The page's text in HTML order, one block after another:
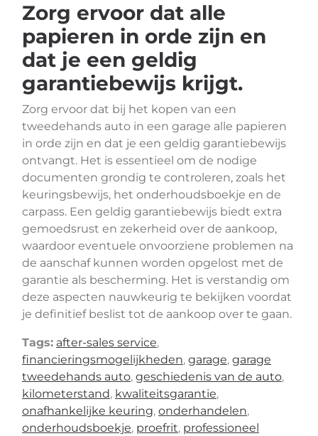
Zorg ervoor dat alle
papieren in orde zijn en
dat je een geldig
garantiebewijs krijgt.
Zorg ervoor dat bij het kopen van een
tweedehands auto in een garage alle papieren
in orde zijn en dat je een geldig garantiebewijs
ontvangt. Het is essentieel om de nodige
documenten grondig te controleren, zoals het
keuringsbewijs, het onderhoudsboekje en de
carpass. Een geldig garantiebewijs biedt extra
gemoedsrust en zekerheid over de aankoop,
waardoor eventuele onvoorziene problemen na
de aanschaf kunnen worden opgelost met de
garantie als bescherming. Het is verstandig om
deze aspecten nauwkeurig te bekijken voordat
je definitief beslist tot de aankoop over te gaan.
Tags: after-sales service,
financieringsmogelijkheden, garage, garage
tweedehands auto, geschiedenis van de auto,
kilometerstand, kwaliteitsgarantie,
onafhankelijke keuring, onderhandelen,
onderhoudsboekje, proefrit, professioneel